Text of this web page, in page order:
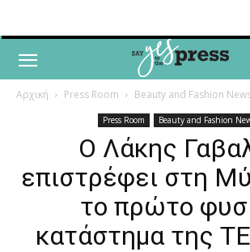
Αρχική Press Room Beauty and Fashion
Press Room Beauty and Fashion
Ο Λάκης
επιστρέφει στη
το πρώτο
κατάστημα της